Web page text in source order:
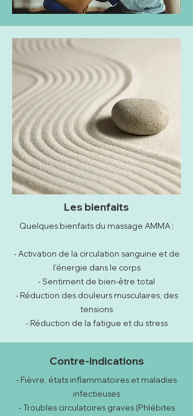
Les bienfaits
Quelques bienfaits du massage AMMA :
- Activation de la circulation sanguine et de
l'énergie dans le corps
- Sentiment de bien-être total
- Réduction des douleurs musculaires, des
tensions
- Réduction de la fatigue et du stress
Contre-indications
- Fièvre, états inflammatoires et maladies
infectieuses
- Troubles circulatoires graves (Phlébites